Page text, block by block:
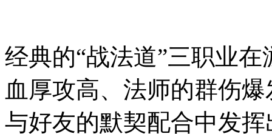
经典的“战法道”三职业
血厚攻高、法师的群伤
与好友的默契配合中发